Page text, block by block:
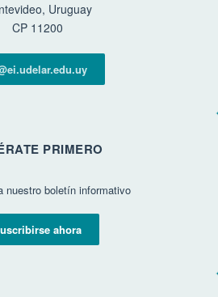
Uruguay
CP 11200
PRIMERO
nuestro boletín informativo
ahora